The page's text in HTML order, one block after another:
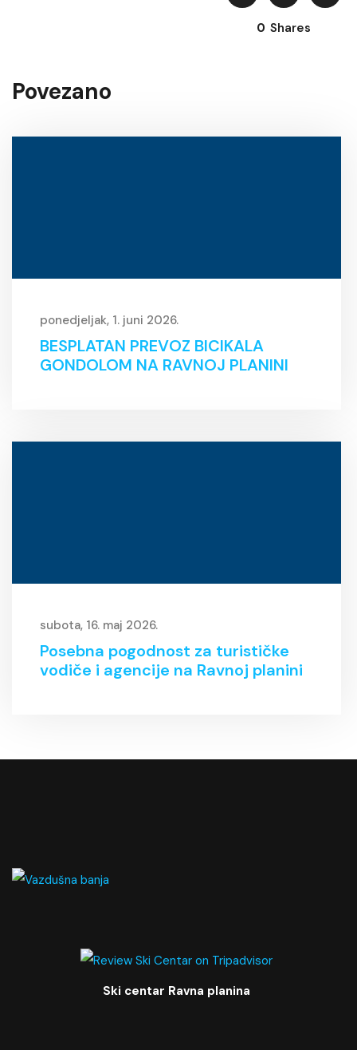
0 Shares
Povezano
ponedjeljak, 1. juni 2026.
BESPLATAN PREVOZ BICIKALA
GONDOLOM NA RAVNOJ PLANINI
subota, 16. maj 2026.
Posebna pogodnost za turističke
vodiče i agencije na Ravnoj planini
Ski centar Ravna planina